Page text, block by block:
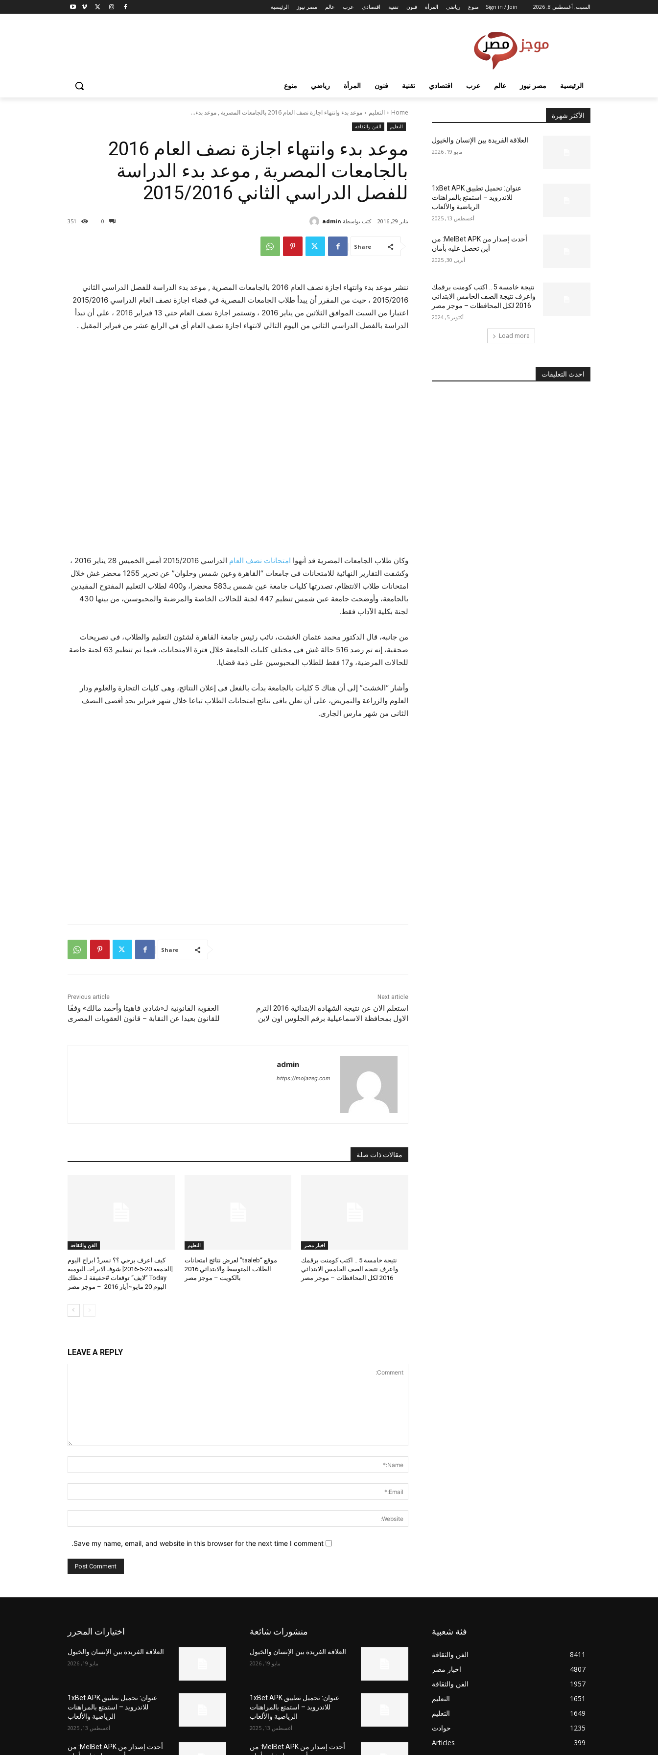
السبت, أغسطس 8, 2026 Sign in / Join الرئيسية مصر نيوز عالم عرب اقتصادي تقنية فنون المرأة رياضي منوع
الرئيسية مصر نيوز عالم عرب اقتصادي تقنية فنون المرأة رياضي منوع
Home التعليم موعد بدء وانتهاء اجازة نصف العام 2016 بالجامعات المصرية , موعد بدء...
التعليم الفن والثقافة
موعد بدء وانتهاء اجازة نصف العام 2016
بالجامعات المصرية , موعد بدء الدراسة
للفصل الدراسي الثاني 2015/2016
0
351 يناير 29, 2016 كتب بواسطة admin
Share
ننشر موعد بدء وانتهاء اجازة نصف العام 2016 بالجامعات المصرية , موعد بدء الدراسة للفصل الدراسي الثاني
2015/2016 ، حيث من المقرر أن يبدأ طلاب الجامعات المصرية في قضاء اجازة نصف العام الدراسي 2015/2016
اعتبارا من السبت الموافق الثلاثين من يناير 2016 ، وتستمر اجازة نصف العام حتي 13 فبراير 2016 ، علي أن تبدأ
الدراسة بالفصل الدراسي الثاني من اليوم التالي لانتهاء اجازة نصف العام أي في الرابع عشر من فبراير المقبل .
وكان طلاب الجامعات المصرية قد أنهوا امتحانات نصف العام
الدراسي 2015/2016 أمس الخميس 28 يناير 2016 ،
وكشفت التقارير النهائية للامتحانات فى جامعات “القاهرة وعين شمس وحلوان” عن تحرير 1255 محضر غش خلال
امتحانات طلاب الانتظام، تصدرتها كليات جامعة عين شمس بـ583 محضرا، و400 لطلاب التعليم المفتوح المقيدين
بالجامعة، وأوضحت جامعة عين شمس تنظيم 447 لجنة للحالات الخاصة والمرضية والمحبوسين، من بينها 430
لجنة بكلية الآداب فقط.
من جانبه، قال الدكتور محمد عثمان الخشت، نائب رئيس جامعة القاهرة لشئون التعليم والطلاب، فى تصريحات
صحفية، إنه تم رصد 516 حالة غش فى مختلف كليات الجامعة خلال فترة الامتحانات، فيما تم تنظيم 63 لجنة خاصة
للحالات المرضية، و17 فقط للطلاب المحبوسين على ذمة قضايا.
وأشار “الخشت” إلى أن هناك 5 كليات بالجامعة بدأت بالفعل فى إعلان النتائج، وهى كليات التجارة والعلوم ودار
العلوم والزراعة والتمريض، على أن تعلن باقى نتائج امتحانات الطلاب تباعا خلال شهر فبراير بحد أقصى النصف
الثانى من شهر مارس الجارى.
Share
Previous article
العقوبة القانونية لـ«شادى فاهيتا وأحمد مالك» وفقًا
للقانون بعيدا عن النقابة – قانون العقوبات المصرى
Next article
استعلم الان عن نتيجة الشهادة الابتدائية 2016 الترم
الاول بمحافظة الاسماعيلية برقم الجلوس اون لاين
admin
https://mojazeg.com
مقالات ذات صلة
اخبار مصر
نتيجة خامسة 5 .. اكتب كومنت برقمك
واعرف نتيجة الصف الخامس الابتدائي
2016 لكل المحافظات – موجز مصر
التعليم
موقع “taaleb” لعرض نتائج امتحانات
الطلاب المتوسط والابتدائي 2016
بالكويت – موجز مصر
الفن والثقافة
كيف اعرف برجي ؟؟ نسردْ ابراج اليوم
[الجمعة 20-5-2016] شوفـ الابراجـ اليومية
Today ”لايف“ توقعات #حقيقة لـ حظك
اليوم 20 مايو~أيار 2016 – موجز مصر
LEAVE A REPLY
Save my name, email, and website in this browser for the next time I comment.
الأكثر شهرة
العلاقة الفريدة بين الإنسان والخيول
مايو 19, 2026
عنوان: تحميل تطبيق 1xBet APK
للاندرويد – استمتع بالمراهنات
الرياضية والألعاب
أغسطس 13, 2025
أحدث إصدار من MelBet APK: من
أين تحصل عليه بأمان
أبريل 30, 2025
نتيجة خامسة 5 .. اكتب كومنت برقمك
واعرف نتيجة الصف الخامس الابتدائي
2016 لكل المحافظات – موجز مصر
أكتوبر 5, 2024
Load more
احدث التعليقات
اختيارات المحرر
العلاقة الفريدة بين الإنسان والخيول
مايو 19, 2026
عنوان: تحميل تطبيق 1xBet APK
للاندرويد – استمتع بالمراهنات
الرياضية والألعاب
أغسطس 13, 2025
أحدث إصدار من MelBet APK: من
منشورات شائعة
العلاقة الفريدة بين الإنسان والخيول
مايو 19, 2026
عنوان: تحميل تطبيق 1xBet APK
للاندرويد – استمتع بالمراهنات
الرياضية والألعاب
أغسطس 13, 2025
أحدث إصدار من MelBet APK: من
فئة شعبية
الفن والثقافة
8411
اخبار مصر
4807
الفن والثقافة
1957
التعليم
1651
التعليم
1649
حوادث
1235
Articles
399